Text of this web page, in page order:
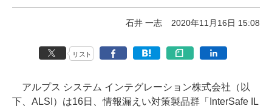
石井 一志 2020年11月16日 15:08
リスト
アルプス システム インテグレーション株式会社（以
下、ALSI）は16日、情報漏えい対策製品群「InterSafe IL